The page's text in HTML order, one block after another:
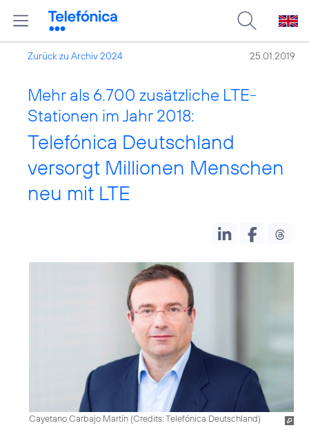
Zurück zu Archiv 2024 25.01.2019
Mehr als 6.700 zusätzliche LTE-
Stationen im Jahr 2018:
Telefónica Deutschland
versorgt Millionen Menschen
neu mit LTE
Cayetano Carbajo Martín (Credits: Telefónica Deutschland)